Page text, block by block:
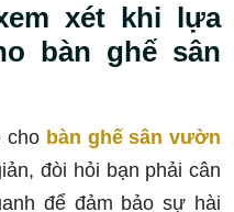
xét khi lựa
bàn ghế sân
cho bàn ghế sân vườn
đòi hỏi bạn phải cân
để đảm bảo sự hài